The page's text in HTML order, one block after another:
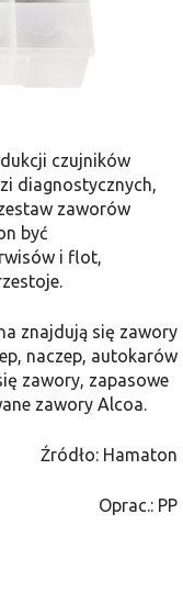
czujników
diagnostycznych,
zaworów
być
i flot,
znajdują się zawory
naczep, autokarów
zawory, zapasowe
zawory Alcoa.
Źródło: Hamaton
Oprac.: PP